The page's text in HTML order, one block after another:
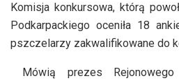
Komisja konkursowa, którą
Podkarpackiego oceniła 18
pszczelarzy zakwalifikowane do
Mówią prezes